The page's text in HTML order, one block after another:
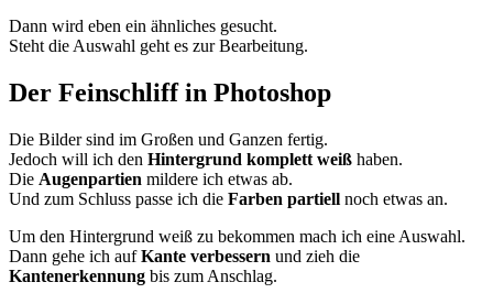
Dann wird eben ein ähnliches gesucht.
Steht die Auswahl geht es zur Bearbeitung.
Der Feinschliff in Photoshop
Die Bilder sind im Großen und Ganzen fertig.
Jedoch will ich den Hintergrund komplett weiß haben.
Die Augenpartien mildere ich etwas ab.
Und zum Schluss passe ich die Farben partiell noch etwas an.
Um den Hintergrund weiß zu bekommen mach ich eine Auswahl.
Dann gehe ich aufKante verbessern und zieh die
Kantenerkennung bis zum Anschlag.